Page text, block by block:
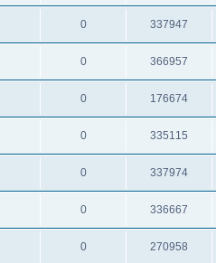
0 337947
0 366957
0 176674
0 335115
0 337974
0 336667
0 270958